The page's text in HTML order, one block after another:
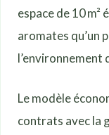
espace de 10
aromates qu’un
l’environnement
Le modèle
contrats avec la